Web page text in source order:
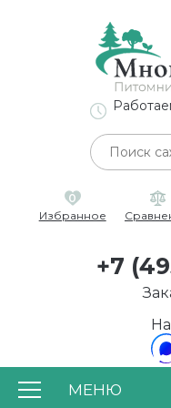
МЕНЮ
0
Избранное
+7